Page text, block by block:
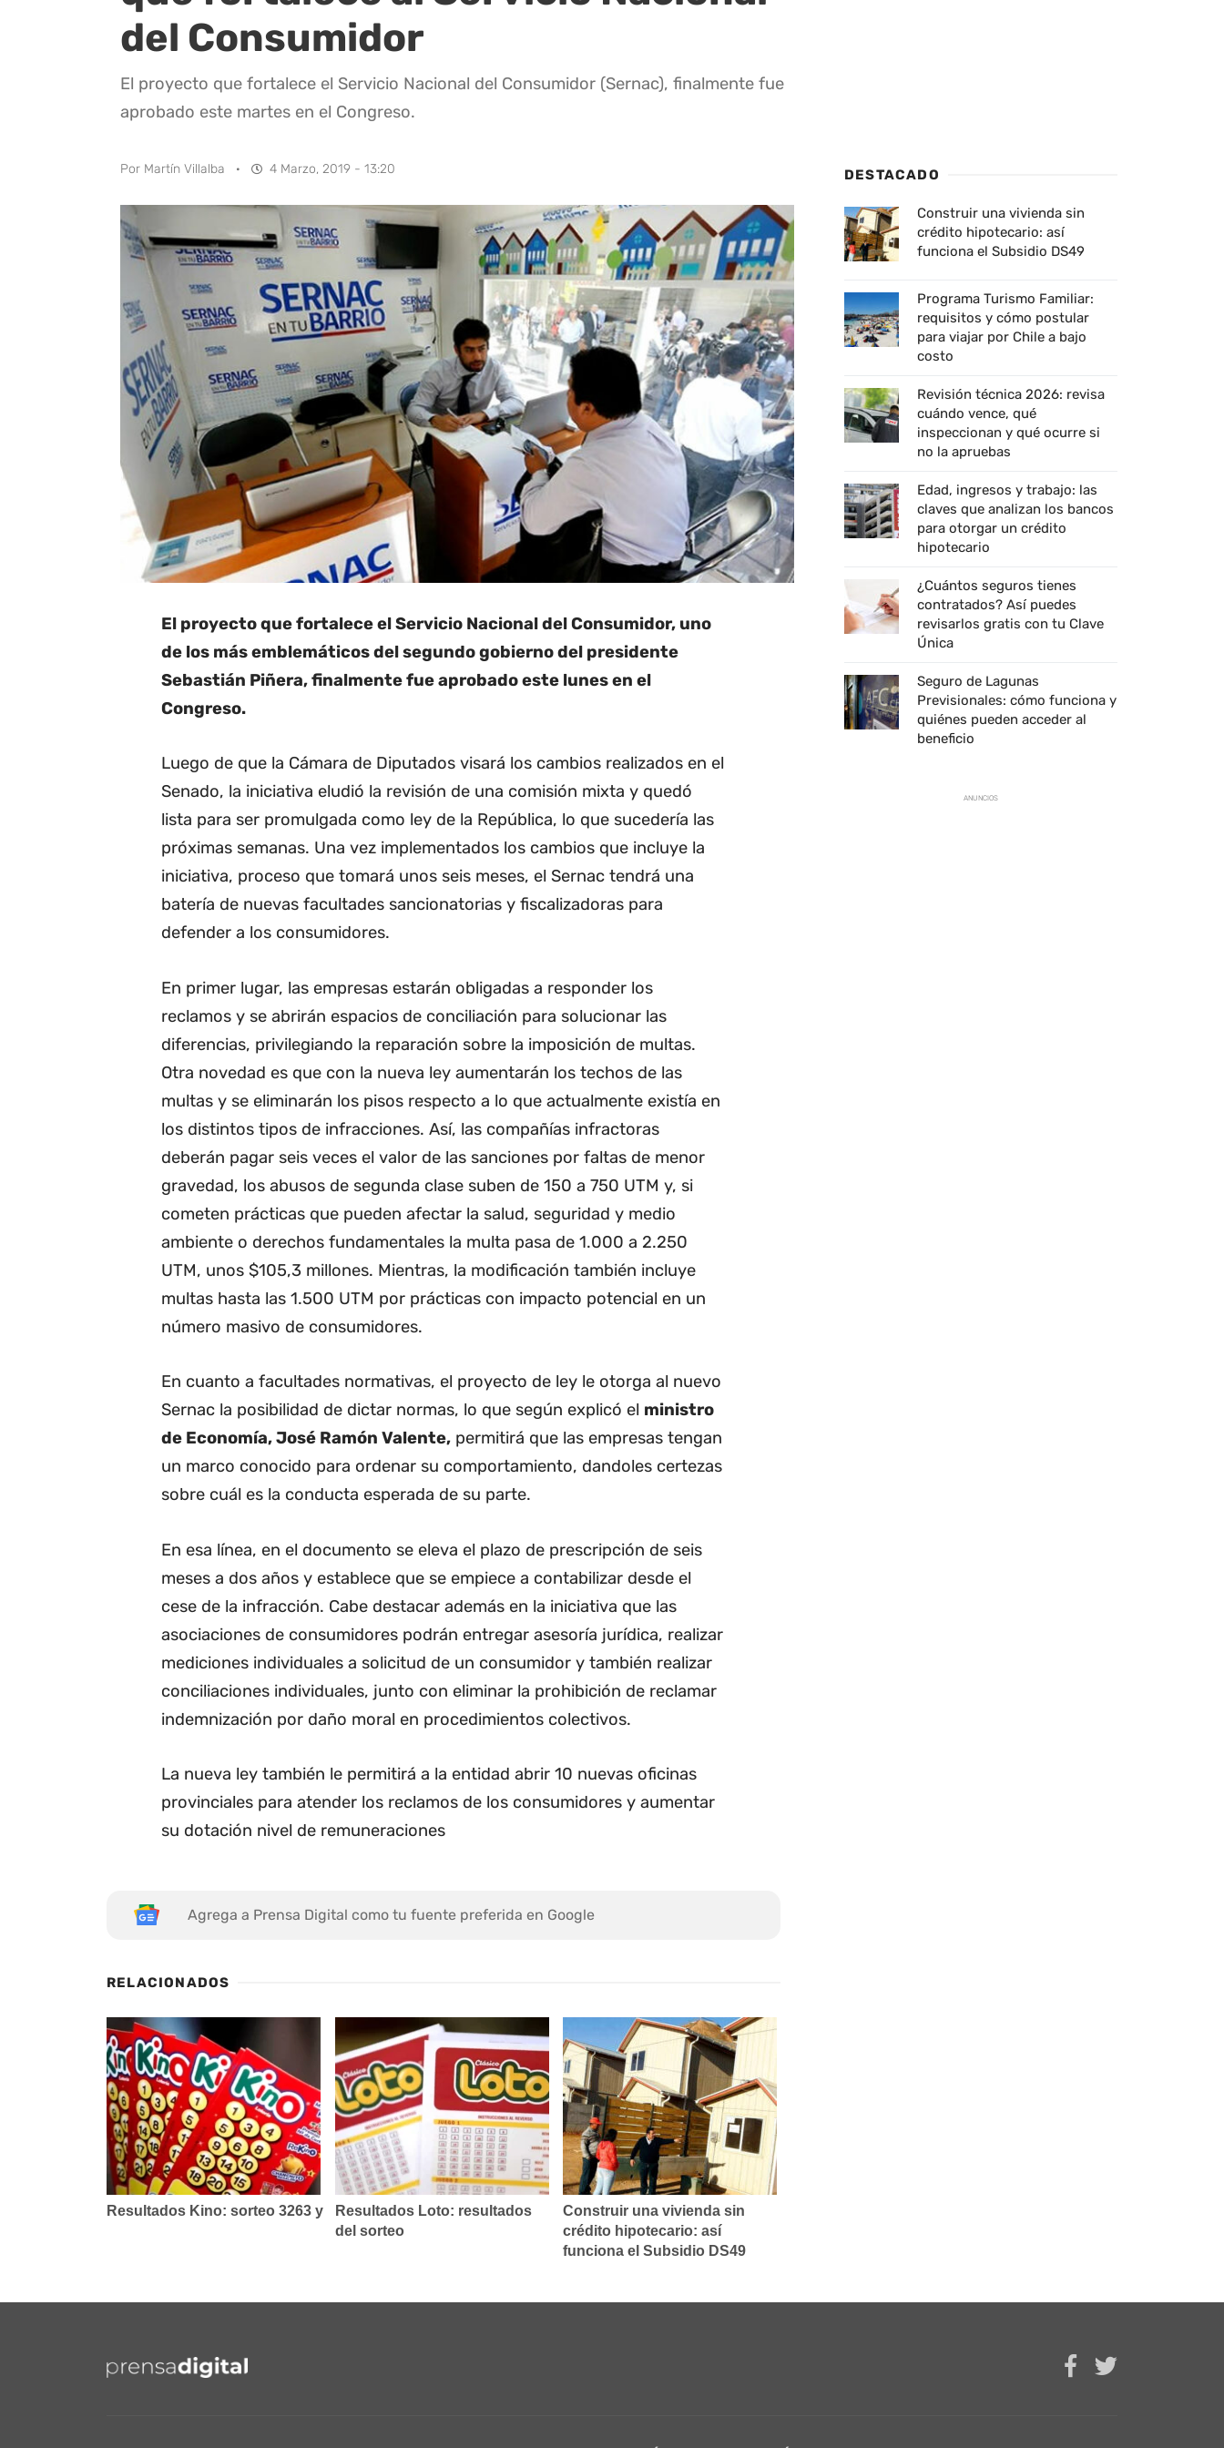
del Consumidor
El proyecto que fortalece el Servicio Nacional del Consumidor (Sernac), finalmente fue
aprobado este martes en el Congreso.
Por Martín Villalba · 4 Marzo, 2019 - 13:20
El proyecto que fortalece el Servicio Nacional del Consumidor, uno
de los más emblemáticos del segundo gobierno del presidente
Sebastián Piñera, finalmente fue aprobado este lunes en el
Congreso.
Luego de que la Cámara de Diputados visará los cambios realizados en el
Senado, la iniciativa eludió la revisión de una comisión mixta y quedó
lista para ser promulgada como ley de la República, lo que sucedería las
próximas semanas. Una vez implementados los cambios que incluye la
iniciativa, proceso que tomará unos seis meses, el Sernac tendrá una
batería de nuevas facultades sancionatorias y fiscalizadoras para
defender a los consumidores.
En primer lugar, las empresas estarán obligadas a responder los
reclamos y se abrirán espacios de conciliación para solucionar las
diferencias, privilegiando la reparación sobre la imposición de multas.
Otra novedad es que con la nueva ley aumentarán los techos de las
multas y se eliminarán los pisos respecto a lo que actualmente existía en
los distintos tipos de infracciones. Así, las compañías infractoras
deberán pagar seis veces el valor de las sanciones por faltas de menor
gravedad, los abusos de segunda clase suben de 150 a 750 UTM y, si
cometen prácticas que pueden afectar la salud, seguridad y medio
ambiente o derechos fundamentales la multa pasa de 1.000 a 2.250
UTM, unos $105,3 millones. Mientras, la modificación también incluye
multas hasta las 1.500 UTM por prácticas con impacto potencial en un
número masivo de consumidores.
En cuanto a facultades normativas, el proyecto de ley le otorga al nuevo
Sernac la posibilidad de dictar normas, lo que según explicó el ministro
de Economía, José Ramón Valente, permitirá que las empresas tengan
un marco conocido para ordenar su comportamiento, dandoles certezas
sobre cuál es la conducta esperada de su parte.
En esa línea, en el documento se eleva el plazo de prescripción de seis
meses a dos años y establece que se empiece a contabilizar desde el
cese de la infracción. Cabe destacar además en la iniciativa que las
asociaciones de consumidores podrán entregar asesoría jurídica, realizar
mediciones individuales a solicitud de un consumidor y también realizar
conciliaciones individuales, junto con eliminar la prohibición de reclamar
indemnización por daño moral en procedimientos colectivos.
La nueva ley también le permitirá a la entidad abrir 10 nuevas oficinas
provinciales para atender los reclamos de los consumidores y aumentar
su dotación nivel de remuneraciones
Agrega a Prensa Digital como tu fuente preferida en Google
RELACIONADOS
Resultados Kino: sorteo 3263 y
Resultados Loto: resultados
del sorteo
Construir una vivienda sin
crédito hipotecario: así
funciona el Subsidio DS49
DESTACADO
Construir una vivienda sin
crédito hipotecario: así
funciona el Subsidio DS49
Programa Turismo Familiar:
requisitos y cómo postular
para viajar por Chile a bajo
costo
Revisión técnica 2026: revisa
cuándo vence, qué
inspeccionan y qué ocurre si
no la apruebas
Edad, ingresos y trabajo: las
claves que analizan los bancos
para otorgar un crédito
hipotecario
¿Cuántos seguros tienes
contratados? Así puedes
revisarlos gratis con tu Clave
Única
Seguro de Lagunas
Previsionales: cómo funciona y
quiénes pueden acceder al
beneficio
ANUNCIOS